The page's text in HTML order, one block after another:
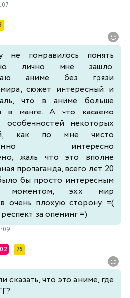
не понравилось понять
лично мне зашло.
аниме без грязи
мира, сюжет интересный и
что в аниме больше
в манге. А что касаемо
особенностей некоторых
как по мне чисто
интересно
жаль что это вполне
пропаганда, всего лет 20
бы просто интересным
моментом, эхх мир
очень плохую сторону =(
за опенинг =)
75
сказать, что это аниме, где